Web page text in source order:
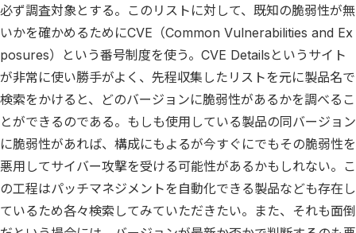
必ず調査対象とする。このリストに対して、既知の脆弱性が無
いかを確かめるためにCVE（Common Vulnerabilities and Ex
posures）という番号制度を使う。CVE Detailsというサイト
が非常に使い勝手がよく、先程収集したリストを元に製品名で
検索をかけると、どのバージョンに脆弱性があるかを調べるこ
とができるのである。もしも使用している製品の同バージョン
に脆弱性があれば、構成にもよるが今すぐにでもその脆弱性を
悪用してサイバー攻撃を受ける可能性があるかもしれない。こ
の工程はパッチマネジメントを自動化できる製品なども存在し
ているため各々検索してみていただきたい。また、それも面倒